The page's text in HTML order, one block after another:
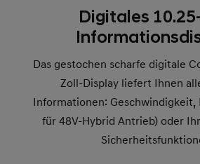
Digitales
Das gestochen scharfe digitale
Zoll-Display liefert Ihnen
Informationen: Geschwindigkeit,
für 48V-Hybrid Antrieb) oder